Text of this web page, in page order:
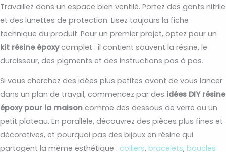
Travaillez dans un espace bien ventilé. Portez des gants nitrile
et des lunettes de protection. Lisez toujours la fiche
technique du produit. Pour un premier projet, optez pour un
kit résine époxycomplet : il contient souvent la résine, le
durcisseur, des pigments et des instructions pas à pas.
Si vous cherchez des idées plus petites avant de vous lancer
dans un plan de travail, commencez par des idées DIY résine
époxy pour la maison comme des dessous de verre ou un
petit plateau. En parallèle, découvrez des pièces plus fines et
décoratives, et pourquoi pas des bijoux en résine qui
partagent la même esthétique : colliers, bracelets, boucles